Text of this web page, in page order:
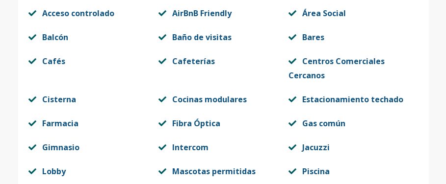
Código 413235
Acceso controlado AirBnB Friendly Área Social
Balcón Baño de visitas Bares
Cafés Cafeterías
Centros Comerciales
Cercanos
Cisterna Cocinas modulares Estacionamiento techado
Farmacia Fibra Óptica Gas común
Gimnasio Intercom Jacuzzi
Lobby Mascotas permitidas Piscina